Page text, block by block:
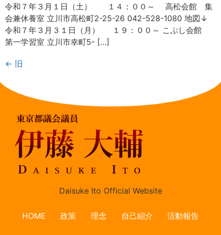
令和７年３月１日（土） １４：００～ 高松会館 集
会兼休養室 立川市高松町2-25-26 042-528-1080 地図↓
令和７年３月３１日（月） １９：００～ こぶし会館
第一学習室 立川市幸町5- […]
← 旧
Daisuke Ito Official Website
HOME 政策 理念 自己紹介 活動報告